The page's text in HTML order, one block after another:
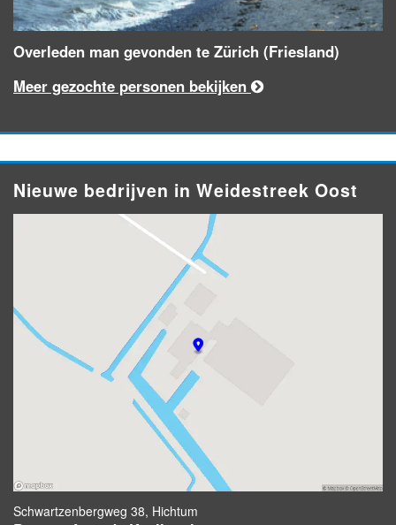
Overleden man gevonden te Zürich (Friesland)
Meer gezochte personen bekijken
Nieuwe bedrijven in Weidestreek Oost
Schwartzenbergweg 38, Hichtum